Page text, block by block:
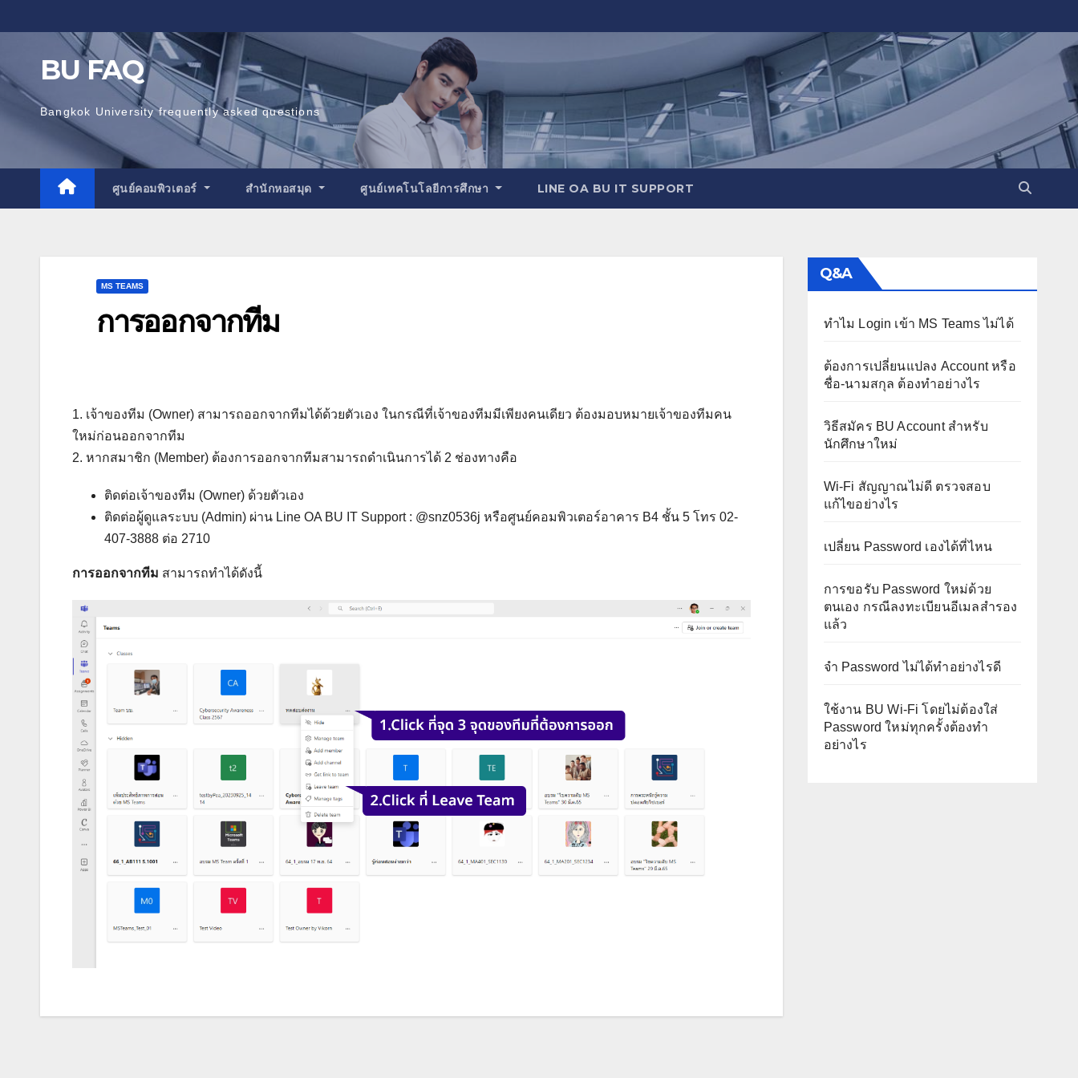
to
BU FAQ
Bangkok University frequently asked questions
ศูนย์คอมพิวเตอร์ สำนักหอสมุด ศูนย์เทคโนโลยีการศึกษา LINE OA BU IT SUPPORT
MS TEAMS
การออกจากทีม
1. เจ้าของทีม (Owner) สามารถออกจากทีมได้ด้วยตัวเอง ในกรณีที่เจ้าของทีมมีเพียงคนเดียว ต้องมอบหมายเจ้าของทีมคน
ใหม่ก่อนออกจากทีม
2. หากสมาชิก (Member) ต้องการออกจากทีมสามารถดำเนินการได้ 2 ช่องทางคือ
ติดต่อเจ้าของทีม (Owner) ด้วยตัวเอง
ติดต่อผู้ดูแลระบบ (Admin) ผ่าน Line OA BU IT Support : @snz0536j หรือศูนย์คอมพิวเตอร์อาคาร B4 ชั้น 5 โทร 02-
407-3888 ต่อ 2710
การออกจากทีม สามารถทำได้ดังนี้
Q&A
ทำไม Login เข้า MS Teams ไม่ได้
ต้องการเปลี่ยนแปลง Account หรือ
ชื่อ-นามสกุล ต้องทำอย่างไร
วิธีสมัคร BU Account สำหรับ
นักศึกษาใหม่
Wi-Fi สัญญาณไม่ดี ตรวจสอบ
แก้ไขอย่างไร
เปลี่ยน Password เองได้ที่ไหน
การขอรับ Password ใหม่ด้วย
ตนเอง กรณีลงทะเบียนอีเมลสำรอง
แล้ว
จำ Password ไม่ได้ทำอย่างไรดี
ใช้งาน BU Wi-Fi โดยไม่ต้องใส่
Password ใหม่ทุกครั้งต้องทำ
อย่างไร